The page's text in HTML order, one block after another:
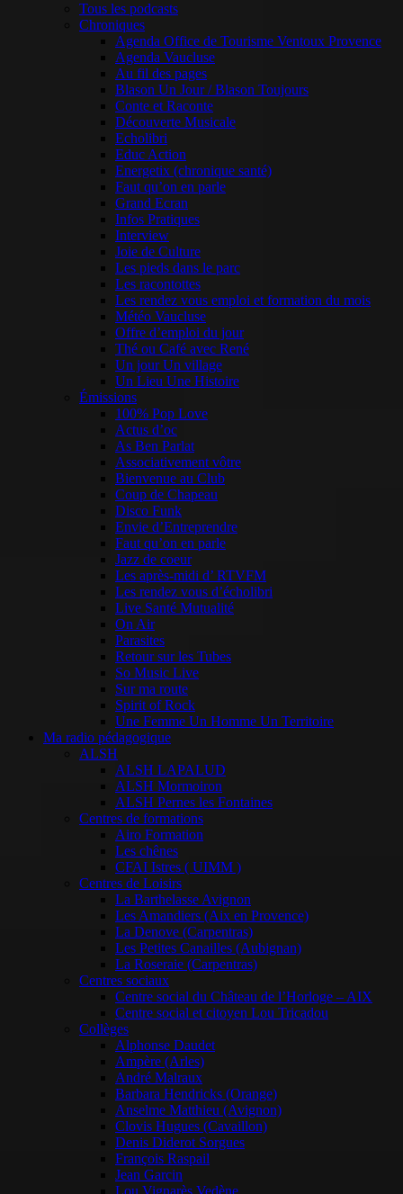
Tous les podcasts
Chroniques
Agenda Office de Tourisme Ventoux Provence
Agenda Vaucluse
Au fil des pages
Blason Un Jour / Blason Toujours
Conte et Raconte
Découverte Musicale
Echolibri
Educ Action
Energetix (chronique santé)
Faut qu’on en parle
Grand Ecran
Infos Pratiques
Interview
Joie de Culture
Les pieds dans le parc
Les racontottes
Les rendez vous emploi et formation du mois
Météo Vaucluse
Offre d’emploi du jour
Thé ou Café avec René
Un jour Un village
Un Lieu Une Histoire
Émissions
100% Pop Love
Actus d’oc
As Ben Parlat
Associativement vôtre
Bienvenue au Club
Coup de Chapeau
Disco Funk
Envie d’Entreprendre
Faut qu’on en parle
Jazz de coeur
Les après-midi d’ RTVFM
Les rendez vous d’écholibri
Live Santé Mutualité
On Air
Parasites
Retour sur les Tubes
So Music Live
Sur ma route
Spirit of Rock
Une Femme Un Homme Un Territoire
Ma radio pédagogique
ALSH
ALSH LAPALUD
ALSH Mormoiron
ALSH Pernes les Fontaines
Centres de formations
Airo Formation
Les chênes
CFAI Istres ( UIMM )
Centres de Loisirs
La Barthelasse Avignon
Les Amandiers (Aix en Provence)
La Denove (Carpentras)
Les Petites Canailles (Aubignan)
La Roseraie (Carpentras)
Centres sociaux
Centre social du Château de l’Horloge – AIX
Centre social et citoyen Lou Tricadou
Collèges
Alphonse Daudet
Ampère (Arles)
André Malraux
Barbara Hendricks (Orange)
Anselme Matthieu (Avignon)
Clovis Hugues (Cavaillon)
Denis Diderot Sorgues
François Raspail
Jean Garcin